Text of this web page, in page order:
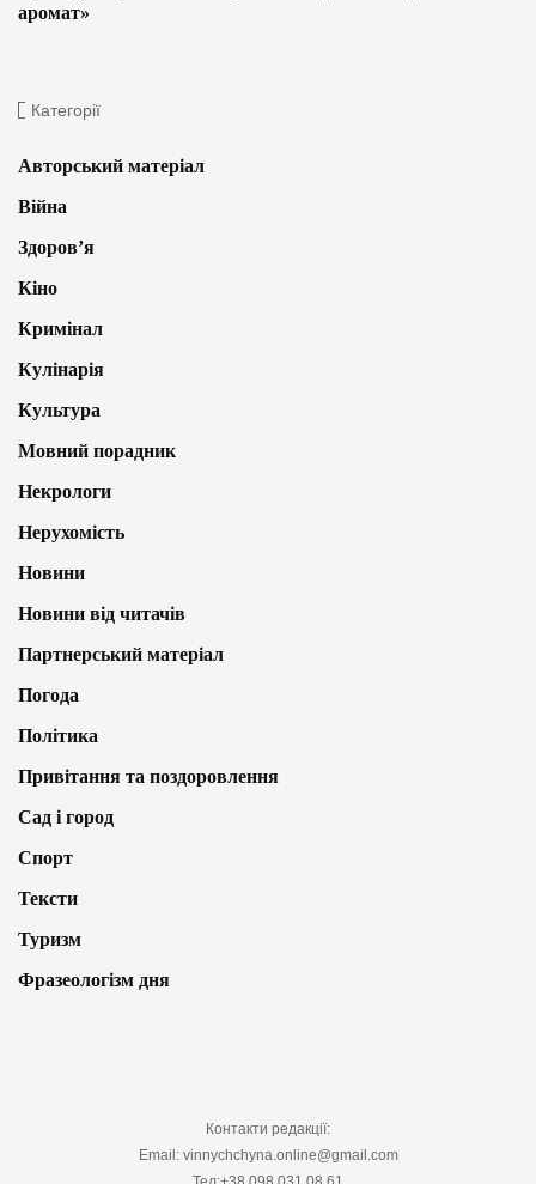
аромат»
Категорії
Авторський матеріал
Війна
Здоров’я
Кіно
Кримінал
Кулінарія
Культура
Мовний порадник
Некрологи
Нерухомість
Новини
Новини від читачів
Партнерський матеріал
Погода
Політика
Привітання та поздоровлення
Сад і город
Спорт
Тексти
Туризм
Фразеологізм дня
Контакти редакції:
Email: vinnychchyna.online@gmail.com